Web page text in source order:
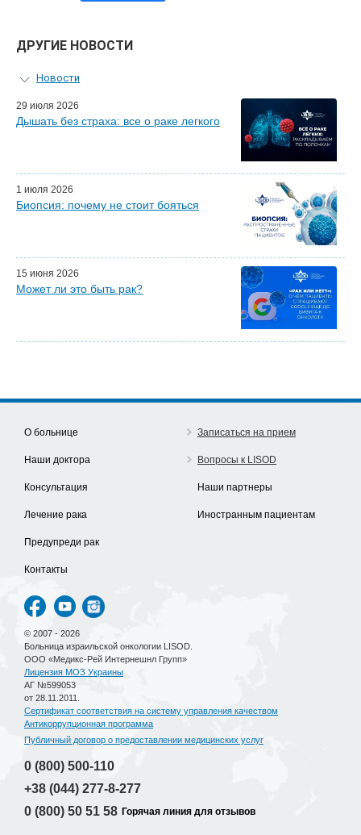
ДРУГИЕ НОВОСТИ
Новости
Персональный гид
Мастер-классы для врачей
Наши партнеры
29 июля 2026
Дышать без страха: все о раке легкого
1 июля 2026
Биопсия: почему не стоит бояться
15 июня 2026
Может ли это быть рак?
О больнице
Наши доктора
Консультация
Лечение рака
Предупреди рак
Контакты
Записаться на прием
Вопросы к LISOD
Наши партнеры
Иностранным пациентам
© 2007 - 2026
Больница израильской онкологии LISOD.
ООО «Медикс-Рей Интернешнл Групп»
Лицензия МОЗ Украины
АГ №599053
от 28.11.2011.
Сертификат соответствия на систему управления качеством
Антикоррупционная программа
Публичный договор о предоставлении медицинских услуг
0 (800) 500-110
+38 (044) 277-8-277
0 (800) 50 51 58 Горячая линия для отзывов